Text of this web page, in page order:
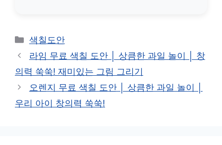
카
테
리
색칠도안
라임 무료 색칠 도안 │ 상큼한 과일 놀이 │ 창
의력 쑥쑥! 재미있는 그림 그리기
오렌지 무료 색칠 도안 │ 상큼한 과일 놀이 │
우리 아이 창의력 쑥쑥!